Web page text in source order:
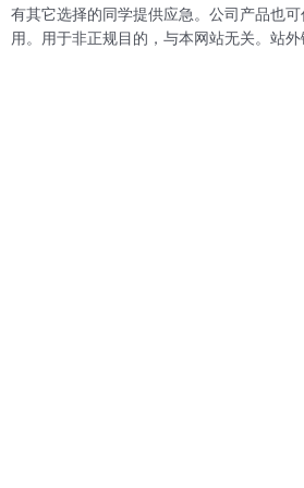
有其它选择的同学提供应急。公司产品也
用。用于非正规目的，与本网站无关。站